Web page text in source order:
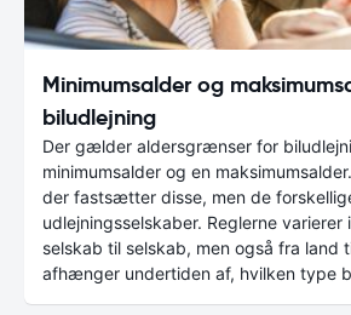
Minimumsalder og
biludlejning
Der gælder aldersgrænser for
minimumsalder og en
der fastsætter disse, men de
udlejningsselskaber. Reglerne varierer
selskab til selskab, men også fra land
afhænger undertiden af, hvilken type